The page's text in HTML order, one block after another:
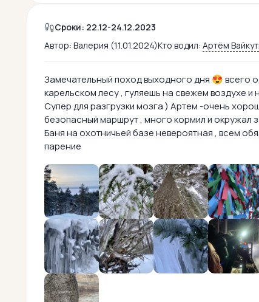
Сроки: 22.12-24.12.2023
Автор: Валерия (11.01.2024)Кто водил: Артём
Замечательный поход выходного дня 😍 всего
карельском лесу , гуляешь на свежем воздухе
Супер для разгрузки мозга ) Артем -очень
безопасный маршрут , много кормил и окружал
Баня на охотничьей базе невероятная , всем
парение